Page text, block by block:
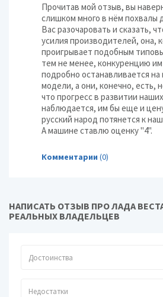
Прочитав мой отзыв, вы
слишком много в нём похвалы
Вас разочаровать и сказать,
усилия производителей, она,
проигрывает подобным
тем не менее, конкуренцию
подробно останавливается на
модели, а они, конечно, есть,
что прогресс в развитии
наблюдается, им бы еще и
русский народ потянется к
А машине ставлю оценку "4".
Комментарии (0)
НАПИСАТЬ ОТЗЫВ ПРО ЛАДА
РЕАЛЬНЫХ ВЛАДЕЛЬЦЕВ